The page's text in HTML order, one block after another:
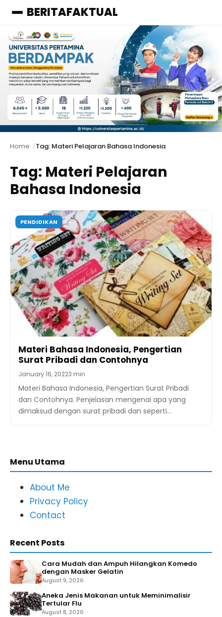
MenuBERITAFAKTUAL
Home Tag: Materi Pelajaran Bahasa Indonesia
Tag: Materi Pelajaran
Bahasa Indonesia
PENDIDIKAN
Materi Bahasa Indonesia, Pengertian
Surat Pribadi dan Contohnya
January 16, 20223 min
Materi Bahasa Indonesia, Pengertian Surat Pribadi
dan Contohnya. Penjelasan mengenai apa yang
dimaksud dengan surat pribadi dan seperti…
Menu Utama
About Me
Privacy Policy
Contact
Recent Posts
Cara Mudah dan Ampuh Hilangkan Komedo
dengan Masker Gelatin
August 9, 2026
Aneka Jenis Makanan untuk Meminimalisir
Tertular Flu
August 8, 2026